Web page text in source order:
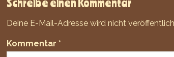
Deine E-Mail-Adresse wird nicht
Kommentar*